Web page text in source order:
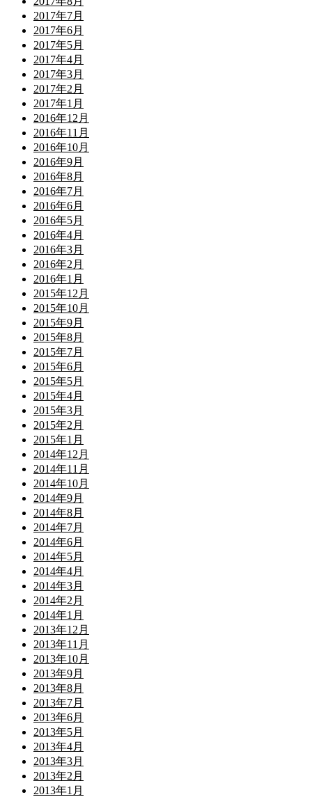
2017年7月
2017年6月
2017年5月
2017年4月
2017年3月
2017年2月
2017年1月
2016年12月
2016年11月
2016年10月
2016年9月
2016年8月
2016年7月
2016年6月
2016年5月
2016年4月
2016年3月
2016年2月
2016年1月
2015年12月
2015年10月
2015年9月
2015年8月
2015年7月
2015年6月
2015年5月
2015年4月
2015年3月
2015年2月
2015年1月
2014年12月
2014年11月
2014年10月
2014年9月
2014年8月
2014年7月
2014年6月
2014年5月
2014年4月
2014年3月
2014年2月
2014年1月
2013年12月
2013年11月
2013年10月
2013年9月
2013年8月
2013年7月
2013年6月
2013年5月
2013年4月
2013年3月
2013年2月
2013年1月